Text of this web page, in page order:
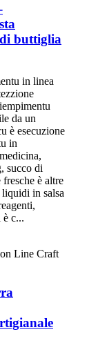
buttiglia
in linea
da un
è esecuzione
in
succo di
è altre
liquidi in salsa
c...